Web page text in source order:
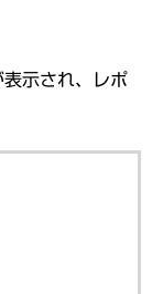
示され、レポ